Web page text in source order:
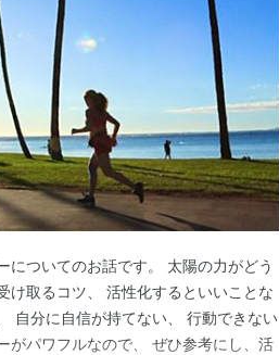
ついてのお話です。 太陽の力がどう
け取るコツ、 活性化するといいことな
自分に自信が持てない、 行動できない
がパワフルなので、 ぜひ参考にし、活